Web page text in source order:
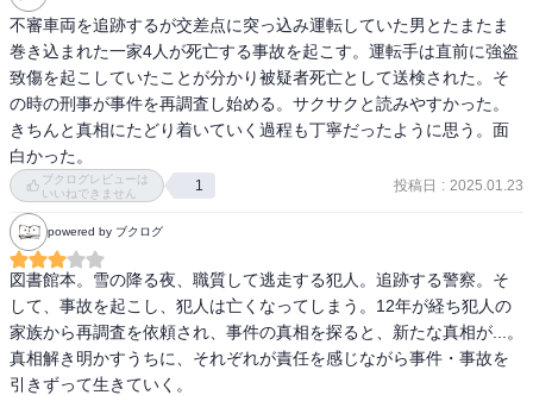
していくうちに、意外な繋がりや隠された真実を知ることになりま
す。
終始重めな空気が流れ込んでいる雰囲気だったので、メリハリとい
いましょうか、大きな変化はなかったのですが、その分、「責任」
という重みや痛みを丁寧に描いているなと思いました。このような
出来事を引き起こしてしまったという責任が、色んな登場人物を通
じて、多く散らばっているのですが、「そこまでするの⁉」という思
いが個人的にはありました。
再捜査もそうですが、事件の発端となる出来事やその後の展開に、
ある意味驚くことばかりでした。
一つの事故から始まる複数の悲劇。執念の捜査に、いつの間にか惹
きこまれて、どんな展開になるんだろうと気になるばかりでした。
不審車両を追跡するが交差点に突っ込み運転していた男とたまたま
巻き込まれた一家4人が死亡する事故を起こす。運転手は直前に強盗
致傷を起こしていたことが分かり被疑者死亡として送検された。そ
の時の刑事が事件を再調査し始める。サクサクと読みやすかった。
きちんと真相にたどり着いていく過程も丁寧だったように思う。面
白かった。
ブクログレビューは
いいねできません
1 投稿日 : 2025.01.23
powered by ブクログ
図書館本。雪の降る夜、職質して逃走する犯人。追跡する警察。そ
して、事故を起こし、犯人は亡くなってしまう。12年が経ち犯人の
家族から再調査を依頼され、事件の真相を探ると、新たな真相が...。
真相解き明かすうちに、それぞれが責任を感じながら事件・事故を
引きずって生きていく。